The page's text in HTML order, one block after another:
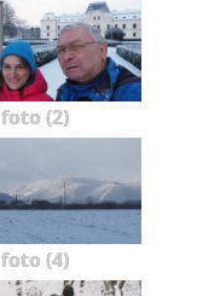
foto (2)
foto (4)